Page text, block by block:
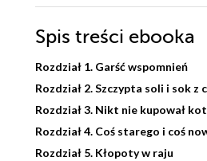
Spis treści ebooka
Rozdział 1. Garść wspomnień
Rozdział 2. Szczypta soli i sok z
Rozdział 3. Nikt nie kupował
Rozdział 4. Coś starego i coś
Rozdział 5. Kłopoty w raju